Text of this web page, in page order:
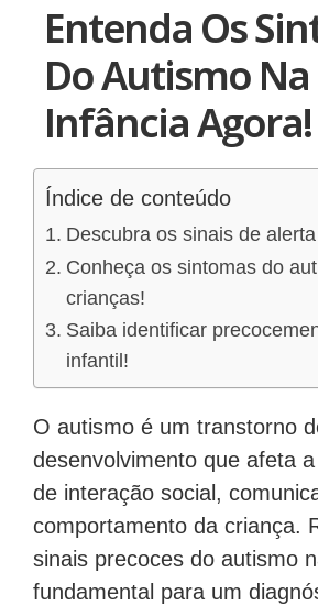
Entenda Os
Do Autismo Na
Infância Agora!
Índice de conteúdo
Descubra os sinais de
Conheça os sintomas do
crianças!
Saiba identificar
infantil!
O autismo é um transtorno
desenvolvimento que afeta
de interação social,
comportamento da criança.
sinais precoces do autismo
fundamental para um